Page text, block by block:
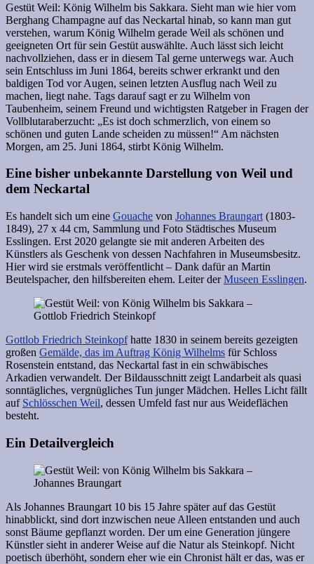
Gestüt Weil: König Wilhelm bis Sakkara. Sieht man wie hier vom
Berghang Champagne auf das Neckartal hinab, so kann man gut
verstehen, warum König Wilhelm gerade Weil als schönen und
geeigneten Ort für sein Gestüt auswählte. Auch lässt sich leicht
nachvollziehen, dass er in diesem Tal gerne unterwegs war. Auch
sein Entschluss im Juni 1864, bereits schwer erkrankt und den
baldigen Tod vor Augen, seinen letzten Ausflug nach Weil zu
machen, liegt nahe. Tags darauf sagt er zu Wilhelm von
Taubenheim, seinem Freund und wichtigsten Ratgeber in Fragen der
Vollblutaraberzucht: „Es ist doch schmerzlich, von einem so
schönen und guten Lande scheiden zu müssen!“ Am nächsten
Morgen, am 25. Juni 1864, stirbt König Wilhelm.
Eine bisher unbekannte Darstellung von Weil und
dem Neckartal
Es handelt sich um eine Gouache von Johannes Braungart (1803-
1849), 27 x 44 cm, Sammlung und Foto Städtisches Museum
Esslingen. Erst 2020 gelangte sie mit anderen Arbeiten des
Künstlers als Geschenk von dessen Nachfahren in Museumsbesitz.
Hier wird sie erstmals veröffentlicht – Dank dafür an Martin
Beutelspacher, den hilfsbereiten ehem. Leiter derMuseen Esslingen.
Gottlob Friedrich Steinkopfhatte 1830 in seinem bereits gezeigten
großen Gemälde, das im Auftrag König Wilhelms für Schloss
Rosenstein entstand, das Neckartal fast in ein schwäbisches
Arkadien verwandelt. Der Bildausschnitt zeigt Landarbeit als quasi
sonntägliches, vergnügliches Tun junger Mädchen. Helles Licht fällt
auf Schlösschen Weil, dessen Umfeld fast nur aus Weideflächen
besteht.
Ein Detailvergleich
Als Johannes Braungart 10 bis 15 Jahre später auf das Gestüt
hinabblickt, sind dort inzwischen neue Alleen entstanden und auch
sonst Bäume gepflanzt worden. Der um eine Generation jüngere
Künstler sieht in anderer Weise auf die Natur als Steinkopf. Nicht
poetisch überhöht, sondern eher wie ein Chronist hält er das, was er